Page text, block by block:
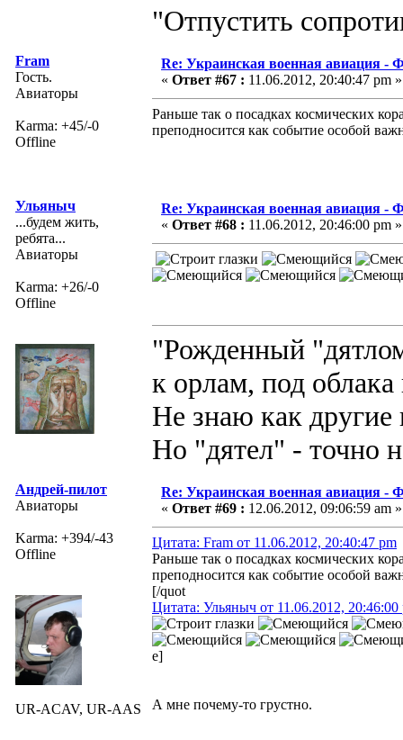
"Отпустить
Fram
Гость.
Авиаторы
Karma: +45/-0
Offline
Re: Украинская военная авиация -
« Ответ #67 : 11.06.2012, 20:40:47 pm »
Раньше так о посадках космических
преподносится как событие особой
Ульяныч
...будем жить,
ребята...
Авиаторы
Karma: +26/-0
Offline
Re: Украинская военная авиация -
« Ответ #68 : 11.06.2012, 20:46:00 pm »
"Рожденный
к орлам, под облака
Не знаю как
Но "дятел" - точно
Андрей-пилот
Авиаторы
Karma: +394/-43
Offline
UR-ACAV, UR-AAS
Re: Украинская военная авиация -
« Ответ #69 : 12.06.2012, 09:06:59 am »
Цитата: Fram от 11.06.2012, 20:40:47 pm
Раньше так о посадках космических
преподносится как событие особой
[/quot
Цитата: Ульяныч от 11.06.2012, 20:46:00
e]
А мне почему-то грустно.